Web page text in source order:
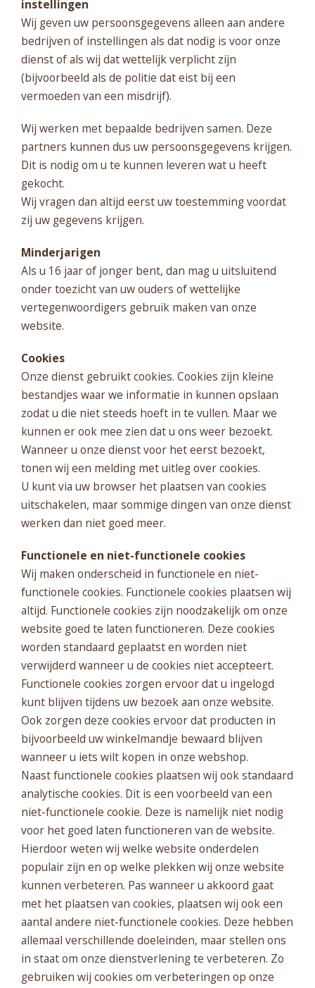
instellingen
Wij geven uw persoonsgegevens alleen aan andere
bedrijven of instellingen als dat nodig is voor onze
dienst of als wij dat wettelijk verplicht zijn
(bijvoorbeeld als de politie dat eist bij een
vermoeden van een misdrijf).
Wij werken met bepaalde bedrijven samen. Deze
partners kunnen dus uw persoonsgegevens krijgen.
Dit is nodig om u te kunnen leveren wat u heeft
gekocht.
Wij vragen dan altijd eerst uw toestemming voordat
zij uw gegevens krijgen.
Minderjarigen
Als u 16 jaar of jonger bent, dan mag u uitsluitend
onder toezicht van uw ouders of wettelijke
vertegenwoordigers gebruik maken van onze
website.
Cookies
Onze dienst gebruikt cookies. Cookies zijn kleine
bestandjes waar we informatie in kunnen opslaan
zodat u die niet steeds hoeft in te vullen. Maar we
kunnen er ook mee zien dat u ons weer bezoekt.
Wanneer u onze dienst voor het eerst bezoekt,
tonen wij een melding met uitleg over cookies.
U kunt via uw browser het plaatsen van cookies
uitschakelen, maar sommige dingen van onze dienst
werken dan niet goed meer.
Functionele en niet-functionele cookies
Wij maken onderscheid in functionele en niet-
functionele cookies. Functionele cookies plaatsen wij
altijd. Functionele cookies zijn noodzakelijk om onze
website goed te laten functioneren. Deze cookies
worden standaard geplaatst en worden niet
verwijderd wanneer u de cookies niet accepteert.
Functionele cookies zorgen ervoor dat u ingelogd
kunt blijven tijdens uw bezoek aan onze website.
Ook zorgen deze cookies ervoor dat producten in
bijvoorbeeld uw winkelmandje bewaard blijven
wanneer u iets wilt kopen in onze webshop.
Naast functionele cookies plaatsen wij ook standaard
analytische cookies. Dit is een voorbeeld van een
niet-functionele cookie. Deze is namelijk niet nodig
voor het goed laten functioneren van de website.
Hierdoor weten wij welke website onderdelen
populair zijn en op welke plekken wij onze website
kunnen verbeteren. Pas wanneer u akkoord gaat
met het plaatsen van cookies, plaatsen wij ook een
aantal andere niet-functionele cookies. Deze hebben
allemaal verschillende doeleinden, maar stellen ons
in staat om onze dienstverlening te verbeteren. Zo
gebruiken wij cookies om verbeteringen op onze